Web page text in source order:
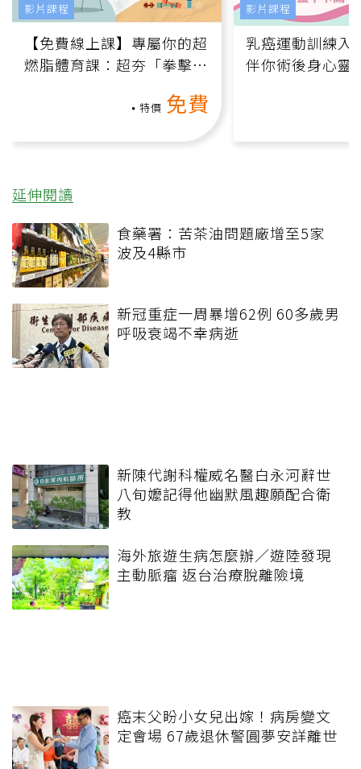
【免費線上課】專屬你的超
燃脂體育課：超夯「拳擊有
特價 免費
影片課程
乳癌運動訓練入
伴你術後身心靈
影片課程
延伸閱讀
食藥署：苦茶油問題廠增至5家
波及4縣市
新冠重症一周暴增62例 60多歲男
呼吸衰竭不幸病逝
新陳代謝科權威名醫白永河辭世
八旬嬤記得他幽默風趣願配合衛
教
海外旅遊生病怎麼辦／遊陸發現
主動脈瘤 返台治療脫離險境
癌末父盼小女兒出嫁！病房變文
定會場 67歲退休警圓夢安詳離世